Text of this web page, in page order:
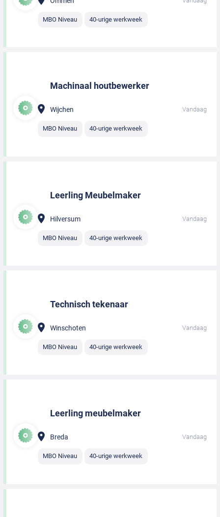
MBO Niveau 40-urige werkweek
Machinaal houtbewerker
Wijchen Vandaag
MBO Niveau 40-urige werkweek
Leerling Meubelmaker
Hilversum Vandaag
MBO Niveau 40-urige werkweek
Technisch tekenaar
Winschoten Vandaag
MBO Niveau 40-urige werkweek
Leerling meubelmaker
Breda Vandaag
MBO Niveau 40-urige werkweek